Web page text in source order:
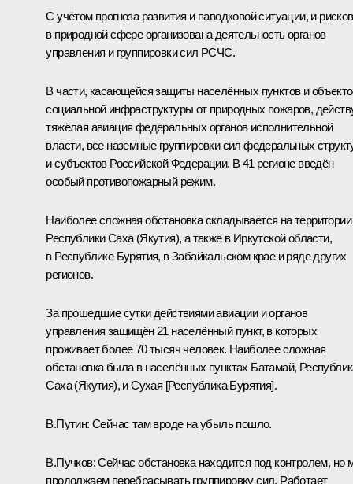
С учётом прогноза развития и паводковой ситуации, и рисков
в природной сфере организована деятельность органов
управления и группировки сил РСЧС.
В части, касающейся защиты населённых пунктов и
социальной инфраструктуры от природных пожаров,
тяжёлая авиация федеральных органов исполнительной
власти, все наземные группировки сил федеральных
и субъектов Российской Федерации. В 41 регионе введён
особый противопожарный режим.
Наиболее сложная обстановка складывается на территории
Республики Саха (Якутия), а также в Иркутской области,
в Республике Бурятия, в Забайкальском крае и ряде других
регионов.
За прошедшие сутки действиями авиации и органов
управления защищён 21 населённый пункт, в которых
проживает более 70 тысяч человек. Наиболее сложная
обстановка была в населённых пунктах Батамай,
Саха (Якутия), и Сухая [Республика Бурятия].
В.Путин: Сейчас там вроде на убыль пошло.
В.Пучков:Сейчас обстановка находится под контролем, но
продолжаем перебрасывать группировку сил. Работает